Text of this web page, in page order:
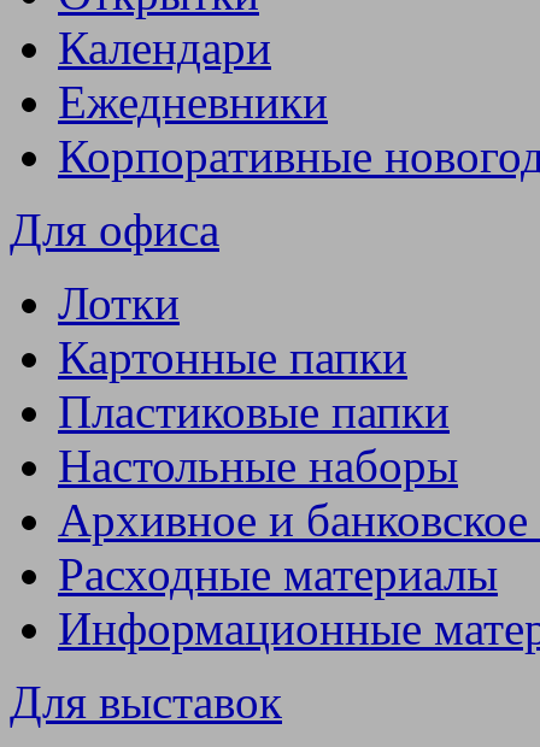
Календари
Ежедневники
Корпоративные
Для офиса
Лотки
Картонные папки
Пластиковые папки
Настольные наборы
Архивное и
Расходные материалы
Информационные
Для выставок